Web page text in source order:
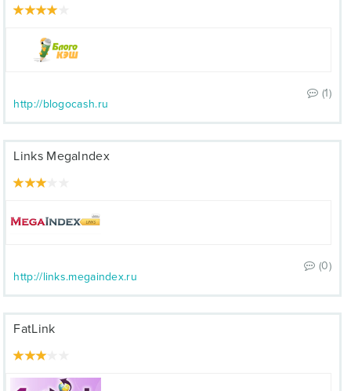
(1)
http://blogocash.ru
Links MegaIndex
(0)
http://links.megaindex.ru
FatLink